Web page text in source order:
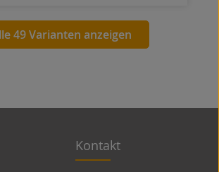
49 Varianten anzeigen
Kontakt